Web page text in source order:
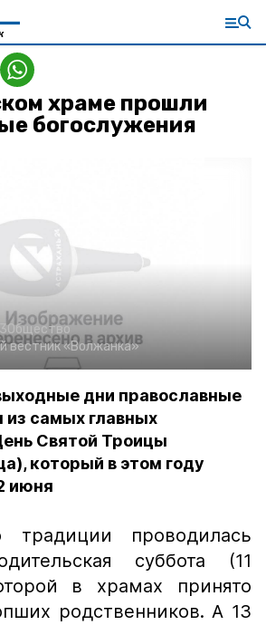
храме прошли
богослужения
Общество
вестник «Волжанка»
дни православные
из самых главных
Святой Троицы
который в этом году
июня
традиции проводилась
суббота (11
в храмах принято
родственников. А 13